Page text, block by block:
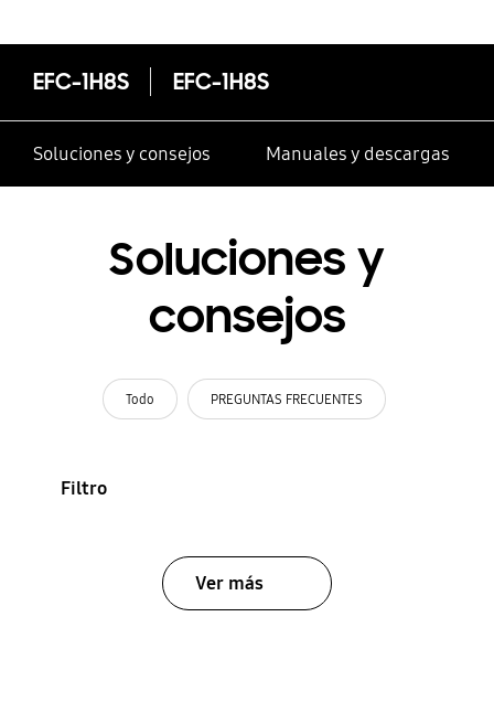
EFC-1H8S EFC-1H8S
Soluciones y consejos Manuales y descargas
Soluciones y
consejos
Todo PREGUNTAS FRECUENTES
Filtro
Ver más